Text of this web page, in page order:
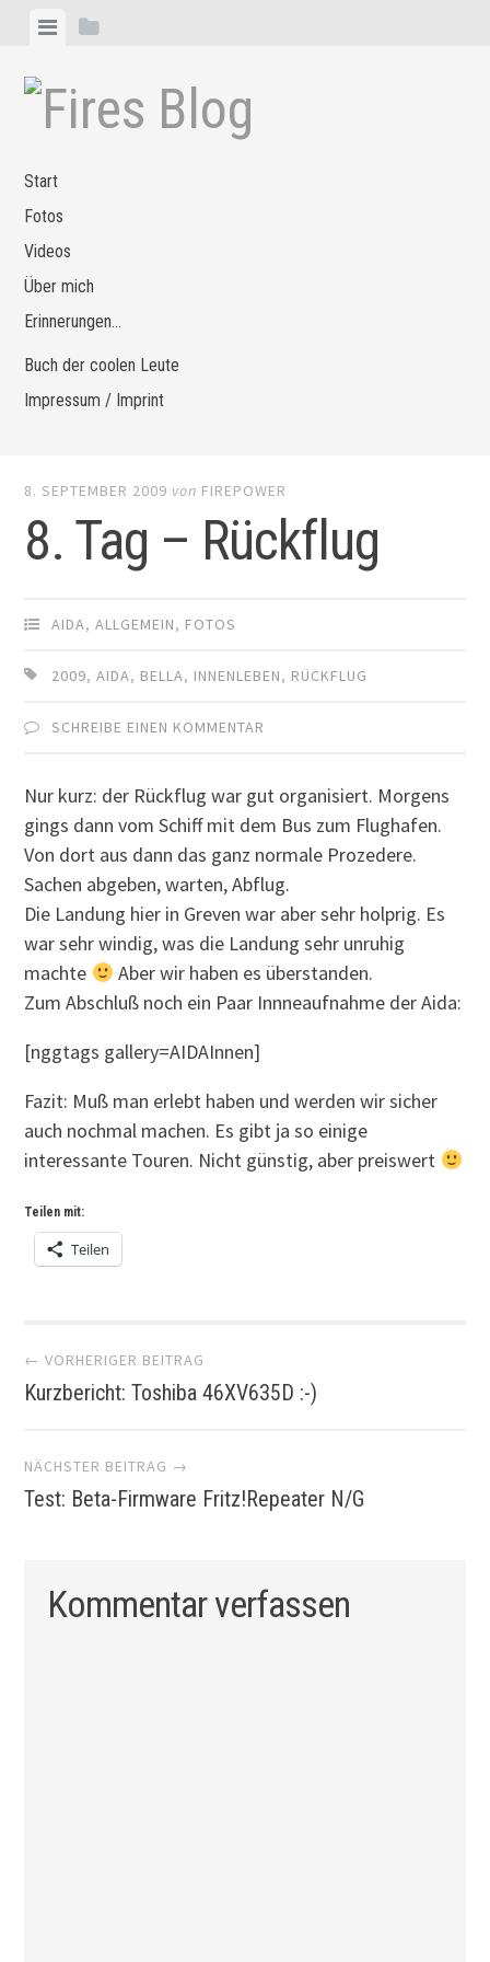
Zum
springen
MenüSeitenleiste
Start
Fotos
Videos
Über mich
Erinnerungen…
Buch der coolen Leute
Impressum / Imprint
8. SEPTEMBER 2009 von FIREPOWER
8. Tag – Rückflug
AIDA,ALLGEMEIN, FOTOS
2009,AIDA, BELLA, INNENLEBEN, RÜCKFLUG
SCHREIBE EINEN KOMMENTAR
Nur kurz: der Rückflug war gut organisiert. Morgens
gings dann vom Schiff mit dem Bus zum Flughafen.
Von dort aus dann das ganz normale Prozedere.
Sachen abgeben, warten, Abflug.
Die Landung hier in Greven war aber sehr holprig. Es
war sehr windig, was die Landung sehr unruhig
machte
Aber wir haben es überstanden.
Zum Abschluß noch ein Paar Innneaufnahme der Aida:
[nggtags gallery=AIDAInnen]
Fazit: Muß man erlebt haben und werden wir sicher
auch nochmal machen. Es gibt ja so einige
interessante Touren. Nicht günstig, aber preiswert
Teilen mit:
Teilen
Artikel-
Navigation
← VORHERIGER BEITRAG
Kurzbericht: Toshiba 46XV635D :-)
NÄCHSTER BEITRAG →
Test: Beta-Firmware Fritz!Repeater N/G
Kommentar verfassen